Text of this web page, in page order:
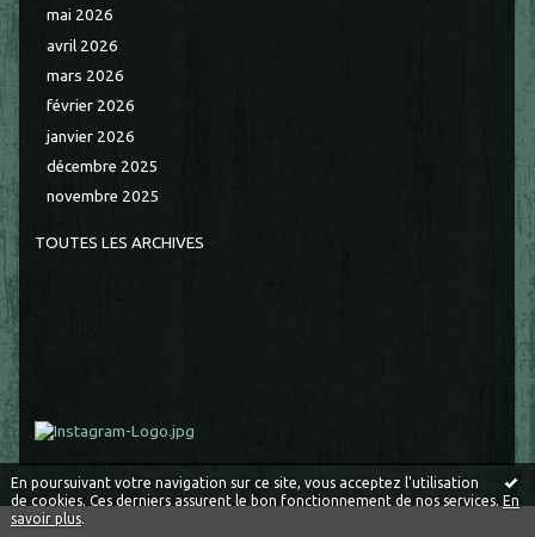
En poursuivant votre navigation sur ce site, vous acceptez l'utilisation
de cookies. Ces derniers assurent le bon fonctionnement de nos services. En
savoir plus.
mai 2026
avril 2026
mars 2026
février 2026
janvier 2026
décembre 2025
novembre 2025
TOUTES LES ARCHIVES